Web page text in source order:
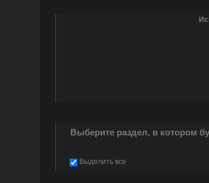
Выберите раздел, в котором
Выделить все